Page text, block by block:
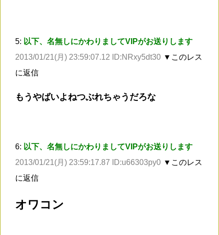
5: 以下、名無しにかわりましてVIPがお送りします
2013/01/21(月) 23:59:07.12 ID:NRxy5dt30 ▼このレス
に返信
もうやばいよねつぶれちゃうだろな
6: 以下、名無しにかわりましてVIPがお送りします
2013/01/21(月) 23:59:17.87 ID:u66303py0 ▼このレス
に返信
オワコン